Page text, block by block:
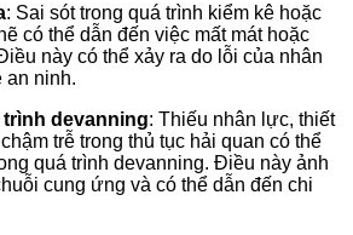
: Sai sót trong quá trình kiểm kê hoặc
có thể dẫn đến việc mất mát hoặc
này có thể xảy ra do lỗi của nhân
an ninh.
devanning: Thiếu nhân lực, thiết
trễ trong thủ tục hải quan có thể
quá trình devanning. Điều này ảnh
cung ứng và có thể dẫn đến chi